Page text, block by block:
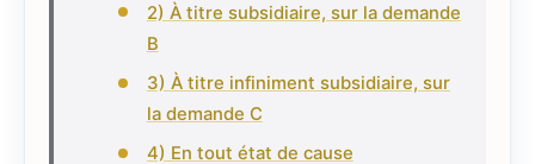
2) À titre subsidiaire, sur la demande
B
3) À titre infiniment subsidiaire, sur
la demande C
4) En tout état de cause